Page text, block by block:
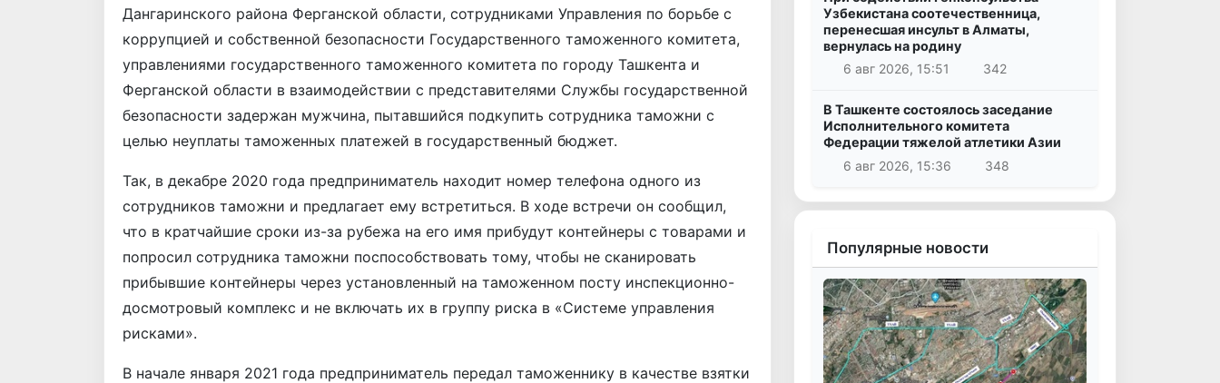
Дангаринского района Ферганской области, сотрудниками Управления по борьбе с
коррупцией и собственной безопасности Государственного таможенного комитета,
управлениями государственного таможенного комитета по городу Ташкента и
Ферганской области в взаимодействии с представителями Службы государственной
безопасности задержан мужчина, пытавшийся подкупить сотрудника таможни с
целью неуплаты таможенных платежей в государственный бюджет.
Так, в декабре 2020 года предприниматель находит номер телефона одного из
сотрудников таможни и предлагает ему встретиться. В ходе встречи он сообщил,
что в кратчайшие сроки из-за рубежа на его имя прибудут контейнеры с товарами и
попросил сотрудника таможни поспособствовать тому, чтобы не сканировать
прибывшие контейнеры через установленный на таможенном посту инспекционно-
досмотровый комплекс и не включать их в группу риска в «Системе управления
рисками».
В начале января 2021 года предприниматель передал таможеннику в качестве взятки
Узбекистана соотечественница,
перенесшая инсульт в Алматы,
вернулась на родину
6 авг 2026, 15:51
342
В Ташкенте состоялось заседание
Исполнительного комитета
Федерации тяжелой атлетики Азии
6 авг 2026, 15:36
348
Популярные новости